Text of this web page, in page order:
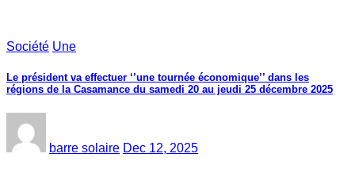
Société Une
Le président va effectuer ‘’une tournée économique’’ dans les
régions de la Casamance du samedi 20 au jeudi 25 décembre 2025
barre solaire Dec 12, 2025